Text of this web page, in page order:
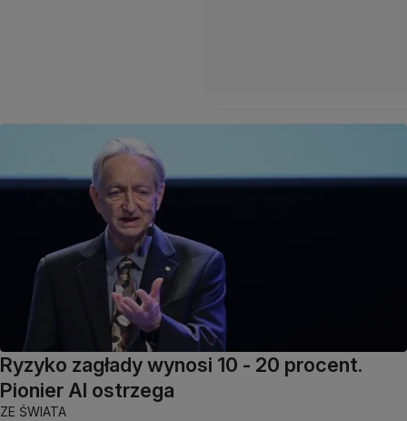
Ryzyko zagłady wynosi 10 - 20 procent.
Pionier AI ostrzega
ZE ŚWIATA